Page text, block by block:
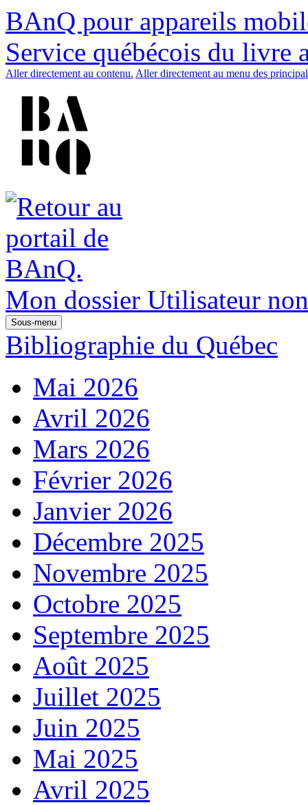
BAnQ pour appareils
Service québécois du livre
Aller directement au contenu. Aller directement au menu des
Mon dossier Utilisateur
Sous-menu
Bibliographie du Québec
Mai 2026
Avril 2026
Mars 2026
Février 2026
Janvier 2026
Décembre 2025
Novembre 2025
Octobre 2025
Septembre 2025
Août 2025
Juillet 2025
Juin 2025
Mai 2025
Avril 2025